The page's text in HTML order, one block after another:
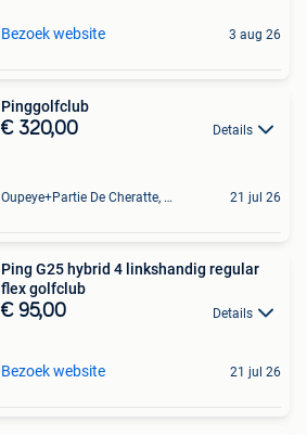
Bezoek website 3 aug 26
Pinggolfclub
€ 320,00 Details
Oupeye+Partie De Cheratte, Herstal Et Wandre 21 jul 26
Ping G25 hybrid 4 linkshandig regular
flex golfclub
€ 95,00 Details
Bezoek website 21 jul 26